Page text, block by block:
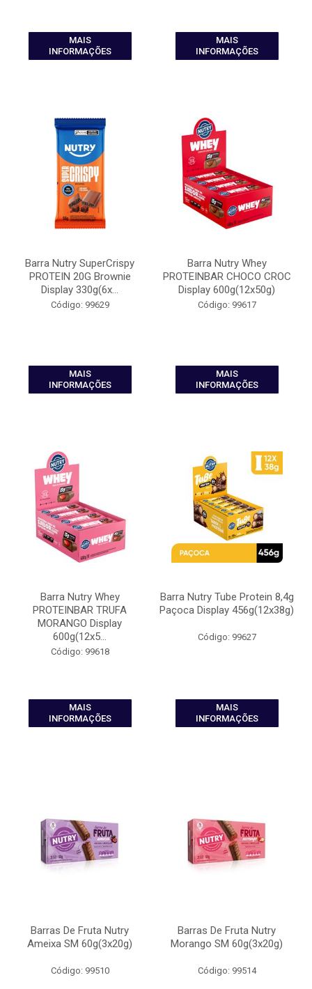
MAIS
INFORMAÇÕES
MAIS
INFORMAÇÕES
Barra Nutry SuperCrispy
PROTEIN 20G Brownie
Display 330g(6x...
Código: 99629
MAIS
INFORMAÇÕES
Barra Nutry Whey
PROTEINBAR CHOCO CROC
Display 600g(12x50g)
Código: 99617
MAIS
INFORMAÇÕES
Barra Nutry Whey
PROTEINBAR TRUFA
MORANGO Display
600g(12x5...
Código: 99618
MAIS
INFORMAÇÕES
Barra Nutry Tube Protein 8,4g
Paçoca Display 456g(12x38g)
Código: 99627
MAIS
INFORMAÇÕES
Barras De Fruta Nutry
Ameixa SM 60g(3x20g)
Código: 99510
Barras De Fruta Nutry
Morango SM 60g(3x20g)
Código: 99514